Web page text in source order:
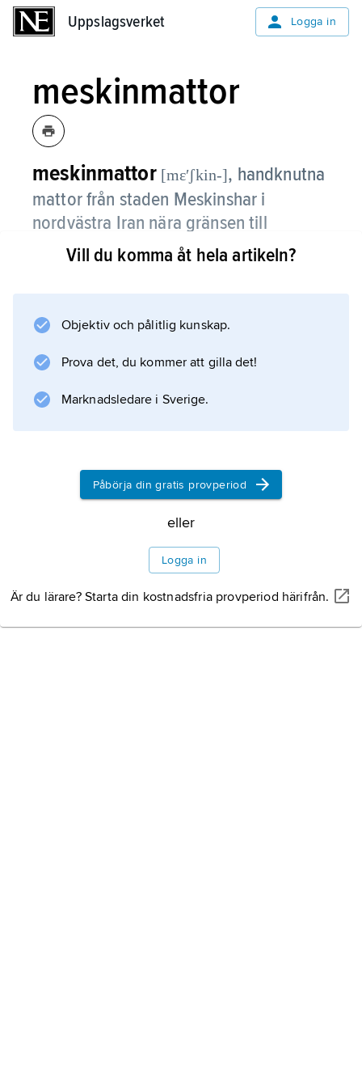
Uppslagsverket Logga in
meskinmattor
meskinmattor [mɛʹʃkin-], handknutna
mattor från staden Meskinshar i
nordvästra Iran nära gränsen till
Kaukasien.
ofta i violettrött. De äldre meskinmattorna har
Vill du komma åt hela artikeln?
Objektiv och pålitlig kunskap.
Prova det, du kommer att gilla det!
Marknadsledare i Sverige.
Påbörja din gratis provperiod
eller
Logga in
Är du lärare? Starta din kostnadsfria provperiod härifrån.